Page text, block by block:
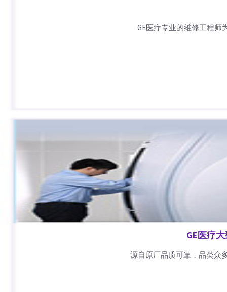
GE医疗专业的维修工程
GE医疗
源自原厂品质可靠，品类众